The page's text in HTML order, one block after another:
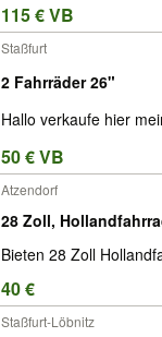
115 € VB
Staßfurt
2 Fahrräder 26"
Hallo verkaufe hier
50 € VB
Atzendorf
28 Zoll,
Bieten 28 Zoll
40 €
Staßfurt-Löbnitz